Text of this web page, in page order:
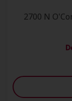
2700 N